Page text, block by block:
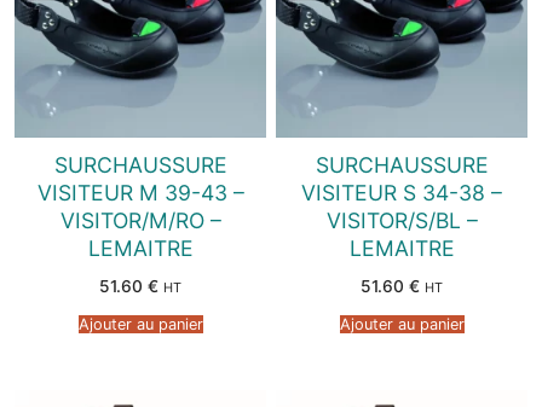
SURCHAUSSURE
VISITEUR M 39-43 –
VISITOR/M/RO –
LEMAITRE
51.60 € HT
Ajouter au panier
SURCHAUSSURE
VISITEUR S 34-38 –
VISITOR/S/BL –
LEMAITRE
51.60 € HT
Ajouter au panier